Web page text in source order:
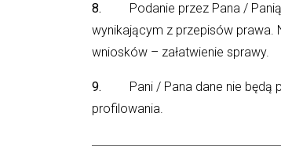
8. Podanie przez Pana / Panią
wynikającym z przepisów prawa.
wniosków – załatwienie sprawy.
9. Pani / Pana dane nie będą
profilowania.